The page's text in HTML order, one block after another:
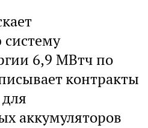
6,9 МВтч по
контракты
аккумуляторов